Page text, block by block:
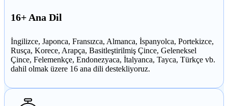
16+ Ana Dil
İngilizce, Japonca, Fransızca, Almanca, İspanyolca, Portekizce,
Rusça, Korece, Arapça, Basitleştirilmiş Çince, Geleneksel
Çince, Felemenkçe, Endonezyaca, İtalyanca, Tayca, Türkçe vb.
dahil olmak üzere 16 ana dili destekliyoruz.